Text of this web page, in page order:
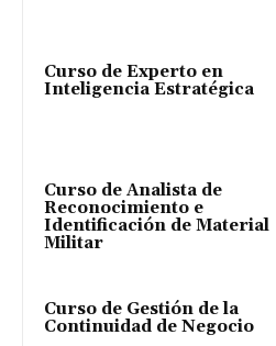
Curso de Experto en
Inteligencia Estratégica
Curso de Analista de
Reconocimiento e
Identificación de Material
Militar
Curso de Gestión de la
Continuidad de Negocio